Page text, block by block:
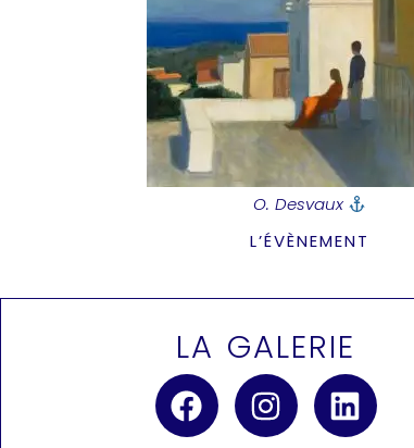
O. Desvaux
L’ÉVÈNEMENT
LA GALERIE